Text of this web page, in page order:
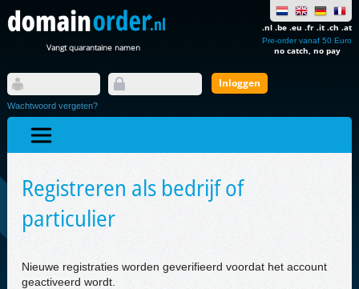
Vangt quarantaine namen
.nl .be .eu .fr .it .ch .at
Pre-order vanaf 50 Euro
no catch, no pay
Wachtwoord vergeten?
Registreren als bedrijf of
particulier
Nieuwe registraties worden geverifieerd voordat het account
geactiveerd wordt.